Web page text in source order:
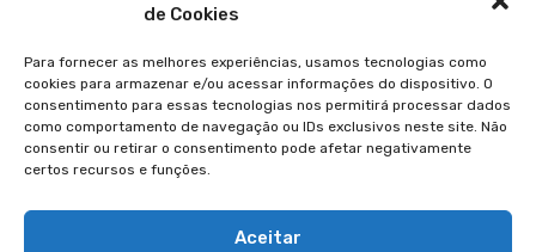
de Cookies
Para fornecer as melhores experiências, usamos tecnologias como
cookies para armazenar e/ou acessar informações do dispositivo. O
consentimento para essas tecnologias nos permitirá processar dados
como comportamento de navegação ou IDs exclusivos neste site. Não
consentir ou retirar o consentimento pode afetar negativamente
certos recursos e funções.
Aceitar
Dalila: Conclusão
A história de Sansão e Dalila não é apenas um
relato de traição e tragédia, mas uma poderosa
narrativa de advertência e esperança.